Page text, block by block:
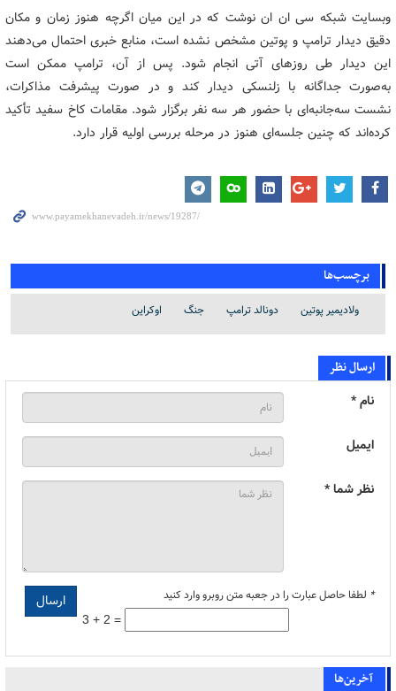
وبسایت شبکه سی ان ان نوشت که در این میان اگرچه هنوز زمان و مکان
دقیق دیدار ترامپ و پوتین مشخص نشده است، منابع خبری احتمال می‌دهند
این دیدار طی روزهای آتی انجام شود. پس از آن، ترامپ ممکن است
به‌صورت جداگانه با زلنسکی دیدار کند و در صورت پیشرفت مذاکرات،
نشست سه‌جانبه‌ای با حضور هر سه نفر برگزار شود. مقامات کاخ سفید تأکید
کرده‌اند که چنین جلسه‌ای هنوز در مرحله بررسی اولیه قرار دارد.
برچسب‌ها
ولادیمیر پوتین دونالد ترامپ جنگ اوکراین
ارسال نظر
نام *
ایمیل
نظر شما *
* لطفا حاصل عبارت را در جعبه متن روبرو وارد کنید
3 + 2 =
آخرین‌ها